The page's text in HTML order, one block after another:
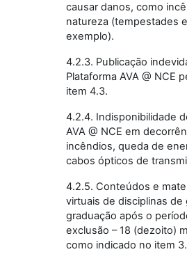
causar danos, como
natureza (tempestades
exemplo).
4.2.3. Publicação
Plataforma AVA @ NCE
item 4.3.
4.2.4. Indisponibilidade
AVA @ NCE em
incêndios, queda de
cabos ópticos de
4.2.5. Conteúdos e
virtuais de disciplinas
graduação após o
exclusão – 18 (dezoito)
como indicado no item